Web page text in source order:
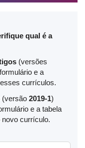
qual é a
(versões
e a
currículos.
(versão 2019-1)
e a tabela
currículo.